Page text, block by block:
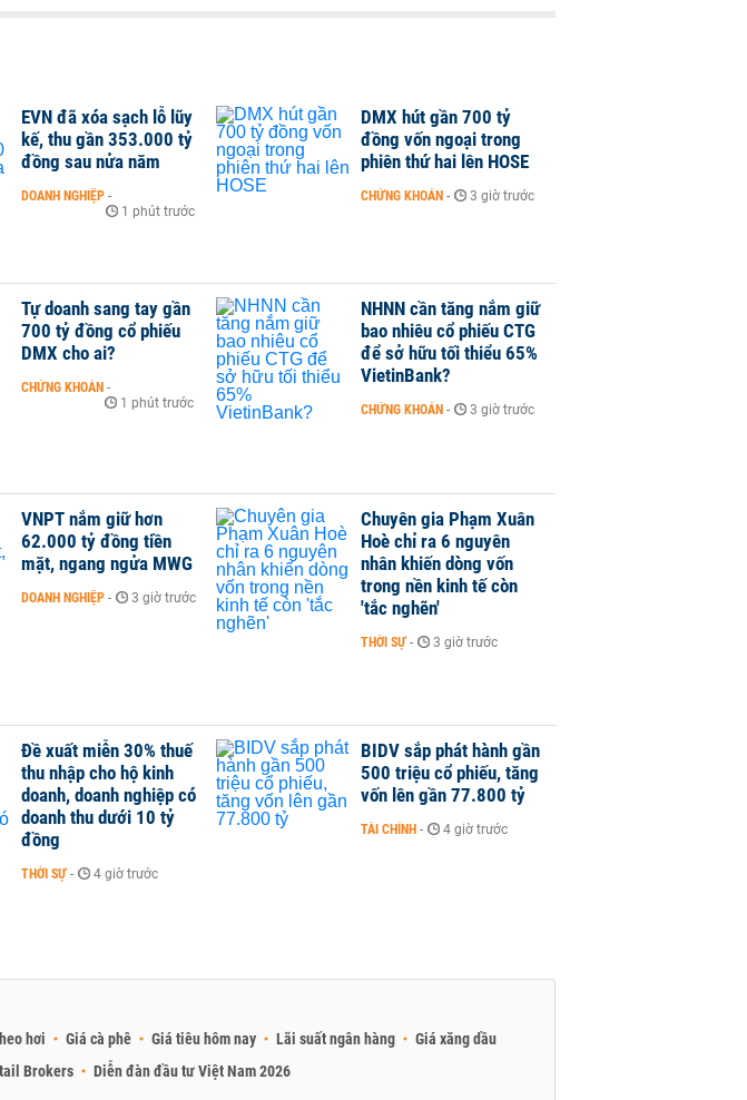
EVN đã xóa sạch lỗ lũy
kế, thu gần 353.000 tỷ
đồng sau nửa năm
DOANH NGHIỆP -
1 phút trước
DMX hút gần 700 tỷ
đồng vốn ngoại trong
phiên thứ hai lên HOSE
CHỨNG KHOÁN - 3 giờ trước
Tự doanh sang tay gần
700 tỷ đồng cổ phiếu
DMX cho ai?
CHỨNG KHOÁN -
1 phút trước
NHNN cần tăng nắm giữ
bao nhiêu cổ phiếu CTG
để sở hữu tối thiểu 65%
VietinBank?
CHỨNG KHOÁN - 3 giờ trước
VNPT nắm giữ hơn
62.000 tỷ đồng tiền
mặt, ngang ngửa MWG
DOANH NGHIỆP - 3 giờ trước
Chuyên gia Phạm Xuân
Hoè chỉ ra 6 nguyên
nhân khiến dòng vốn
trong nền kinh tế còn
'tắc nghẽn'
THỜI SỰ - 3 giờ trước
Đề xuất miễn 30% thuế
thu nhập cho hộ kinh
doanh, doanh nghiệp có
doanh thu dưới 10 tỷ
đồng
THỜI SỰ - 4 giờ trước
BIDV sắp phát hành gần
500 triệu cổ phiếu, tăng
vốn lên gần 77.800 tỷ
TÀI CHÍNH - 4 giờ trước
hơi Giá cà phê Giá tiêu hôm nay Lãi suất ngân hàng
Giá xăng dầu
Brokers Diễn đàn đầu tư Việt Nam 2026